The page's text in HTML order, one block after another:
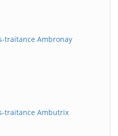
traitance Ambronay
traitance Ambutrix